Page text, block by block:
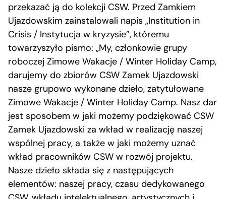
przekazać ją do kolekcji CSW. Przed Zamkiem
Ujazdowskim zainstalowali napis „Institution in
Crisis / Instytucja w kryzysie”, któremu
towarzyszyło pismo: „My, członkowie grupy
roboczej Zimowe Wakacje / Winter Holiday Camp,
darujemy do zbiorów CSW Zamek Ujazdowski
nasze grupowo wykonane dzieło, zatytułowane
Zimowe Wakacje / Winter Holiday Camp. Nasz dar
jest sposobem w jaki możemy podziękować CSW
Zamek Ujazdowski za wkład w realizację naszej
wspólnej pracy, a także w jaki możemy uznać
wkład pracowników CSW w rozwój projektu.
Nasze dzieło składa się z następujących
elementów: naszej pracy, czasu dedykowanego